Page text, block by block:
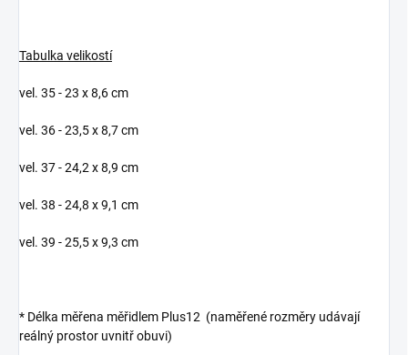
Tabulka velikostí
vel. 35 - 23 x 8,6 cm
vel. 36 - 23,5 x 8,7 cm
vel. 37 - 24,2 x 8,9 cm
vel. 38 - 24,8 x 9,1 cm
vel. 39 - 25,5 x 9,3 cm
* Délka měřena měřidlem Plus12 (naměřené rozměry udávají
reálný prostor uvnitř obuvi)